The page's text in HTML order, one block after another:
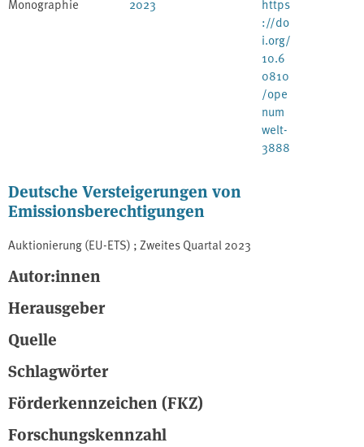
Monographie 2023
https
://do
i.org/
10.6
0810
/ope
num
welt-
3888
Deutsche Versteigerungen von
Emissionsberechtigungen
Auktionierung (EU-ETS) ; Zweites Quartal 2023
Autor:innen
Herausgeber
Quelle
Schlagwörter
Förderkennzeichen (FKZ)
Forschungskennzahl